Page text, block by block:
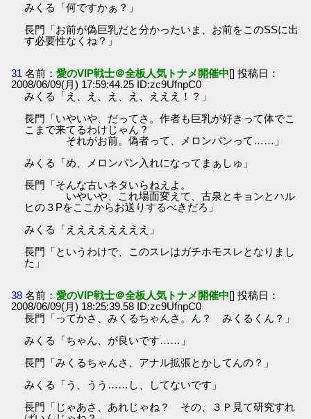
みくる「何ですかぁ？」
長門「お前が偽巨乳だと分かったいま、お前をこのSSに出
す必要性なくね？」
31 名前：愛のVIP戦士＠全板人気トナメ開催中[] 投稿日：
2008/06/09(月) 17:59:44.25 ID:zc9UfnpC0
みくる「え、え、え、え、えええ！？」
長門「いやいや、だってさ。作者も巨乳が好きって体でこ
こまで来てるわけじゃん？
それがお前。偽者って、メロンパンって……」
みくる「め、メロンパン入れになってまぁしゅ」
長門「そんな古いネタいらねえよ。
いやいや、これ場面変えて、古泉とキョンとハル
ヒの３Pをここからお送りするべきだろ」
みくる「ええええええええ」
長門「というわけで、このスレはガチホモスレとなりまし
た」
38 名前：愛のVIP戦士＠全板人気トナメ開催中[] 投稿日：
2008/06/09(月) 18:25:39.58 ID:zc9UfnpC0
長門「ってかさ、みくるちゃんさ。ん？ みくるくん？」
みくる「ちゃん、が良いです……」
長門「みくるちゃんさ、アナル拡張とかしてんの？」
みくる「う、うう……し、してないです」
長門「じゃあさ、あれじゃね？ その、３Ｐ見て研究すれ